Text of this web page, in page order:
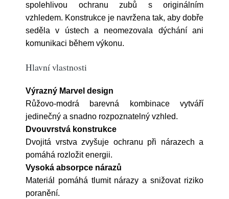
spolehlivou ochranu zubů s originálním
vzhledem. Konstrukce je navržena tak, aby dobře
seděla v ústech a neomezovala dýchání ani
komunikaci během výkonu.
Hlavní vlastnosti
Výrazný Marvel design
Růžovo-modrá barevná kombinace vytváří
jedinečný a snadno rozpoznatelný vzhled.
Dvouvrstvá konstrukce
Dvojitá vrstva zvyšuje ochranu při nárazech a
pomáhá rozložit energii.
Vysoká absorpce nárazů
Materiál pomáhá tlumit nárazy a snižovat riziko
poranění.